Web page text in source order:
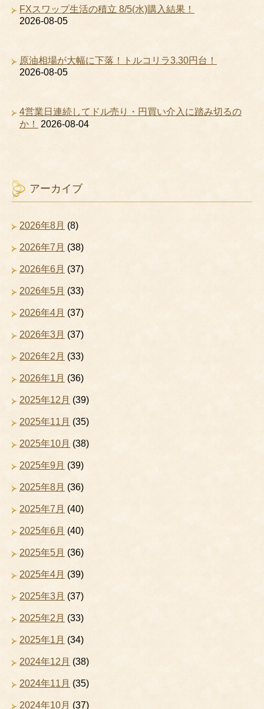
FXスワップ生活の積立 8/5(水)購入結果！
2026-08-05
原油相場が大幅に下落！トルコリラ3.30円台！
2026-08-05
4営業日連続してドル売り・円買い介入に踏み切るの
か！
2026-08-04
アーカイブ
2026年8月 (8)
2026年7月 (38)
2026年6月 (37)
2026年5月 (33)
2026年4月 (37)
2026年3月 (37)
2026年2月 (33)
2026年1月 (36)
2025年12月 (39)
2025年11月 (35)
2025年10月 (38)
2025年9月 (39)
2025年8月 (36)
2025年7月 (40)
2025年6月 (40)
2025年5月 (36)
2025年4月 (39)
2025年3月 (37)
2025年2月 (33)
2025年1月 (34)
2024年12月 (38)
2024年11月 (35)
2024年10月 (37)